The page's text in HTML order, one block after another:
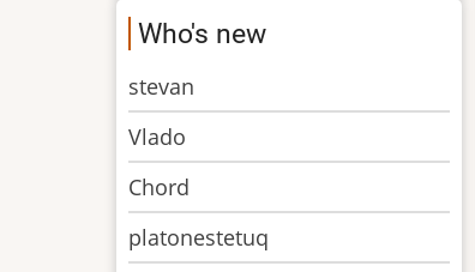
Who's new
stevan
Vlado
Chord
platonestetuq